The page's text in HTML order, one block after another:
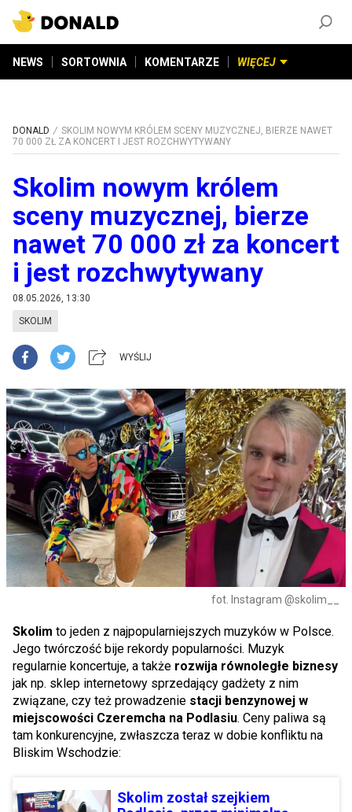
NEWS SORTOWNIA KOMENTARZE WIĘCEJ
DONALD
SKOLIM NOWYM KRÓLEM SCENY MUZYCZNEJ, BIERZE NAWET
70 000 ZŁ ZA KONCERT I JEST ROZCHWYTYWANY
Skolim nowym królem
sceny muzycznej, bierze
nawet 70 000 zł za koncert
i jest rozchwytywany
08.05.2026, 13:30
SKOLIM
WYŚLIJ
fot. Instagram @skolim__
Skolim to jeden z najpopularniejszych muzyków w Polsce.
Jego twórczość bije rekordy popularności. Muzyk
regularnie koncertuje, a także rozwija równoległe biznesy
jak np. sklep internetowy sprzedający gadżety z nim
związane, czy też prowadzenie stacji benzynowej w
miejscowości Czeremcha na Podlasiu. Ceny paliwa są
tam konkurencyjne, zwłaszcza teraz w dobie konfliktu na
Bliskim Wschodzie:
Skolim został szejkiem